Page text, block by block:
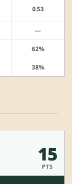
0.53
—
62%
38%
15
PTS